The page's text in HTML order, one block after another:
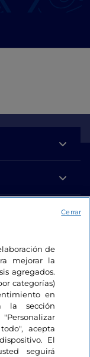
de
mejorar la
agregados.
categorías)
en
la sección
acepta
El
seguirá
Cerrar